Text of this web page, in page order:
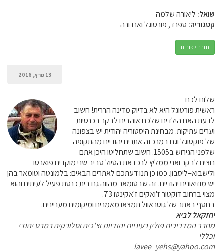
שואל: ליאורה שלמה
קטגוריה: ספרד, פורטוגל ואנדורה
חזרה לפורום
13 מרץ, 2016
שלום לכם
ראשית פורטוגל היא לא בדיוק מדינה הררית! חשוב
לדעת האם הילדים שלכם אוהבים לבקר בכנסיות
וערים עתיקות. מבחינת היסטוריה יהודית יש בצפונה
של פוקטוגל וגם במרכזה אתרים יהודיים מהתקופה
שלפני הגירוש ב1505. חשוב שתחליטו היכן אתם
רוצים לבקר ואני ממליץ לרכז את הטיול סביב שני מוקדים פוארטו
ולישבוא=ליסבון. כמו כן תנו דעתכם לאתרים הבאים: בלמונטה וטומאר בהן
יש מוזיאונים יהודיים. זה שבטומאר מהווה גם בית כנסת פעיל לעיתים והוא
מצוי ברחוב דוקטור ז'ואקים ז'אקינטו 73.
בנוסף באתר של גוטראוול תמצאו מאמרים ומיקומים מעניינים.
יחזקאל לביא
מחבר המדריכים פולין בעיניים יהודיות וצ'כיה וסלובקיה במבט יהודי
וכללי
lavee_yehs@yahoo.com